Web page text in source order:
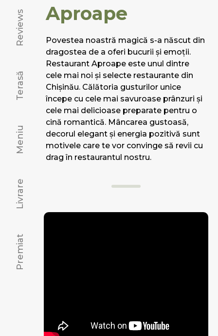
Reviews
Terasă
Meniu
Livrare
Premiat
Aproape
Povestea noastră magică s-a născut din
dragostea de a oferi bucurii și emoții.
Restaurant Aproape este unul dintre
cele mai noi și selecte restaurante din
Chișinău. Călătoria gusturilor unice
începe cu cele mai savuroase prânzuri și
cele mai delicioase preparate pentru o
cină romantică. Mâncarea gustoasă,
decorul elegant și energia pozitivă sunt
motivele care te vor convinge să revii cu
drag în restaurantul nostru.